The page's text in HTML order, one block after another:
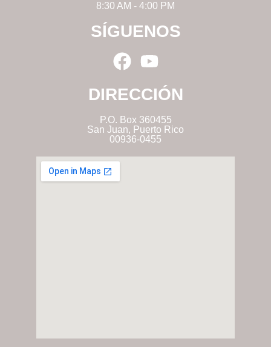
8:30 AM - 4:00 PM
SÍGUENOS
DIRECCIÓN
P.O. Box 360455
San Juan, Puerto Rico
00936-0455